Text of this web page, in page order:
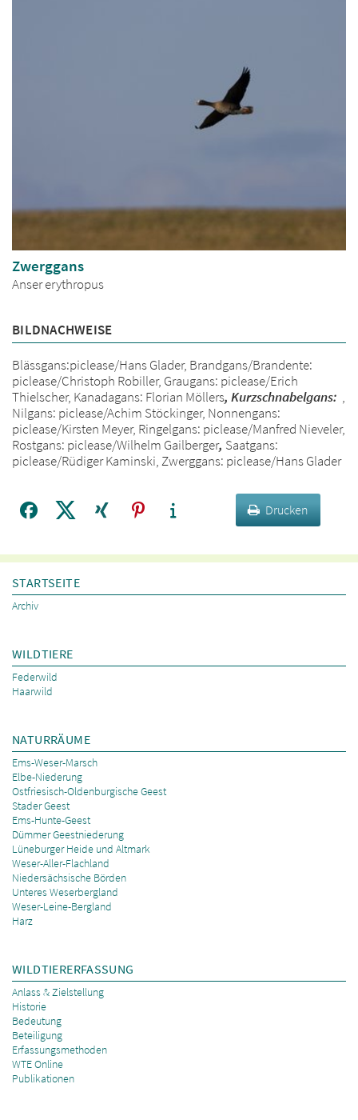
Zwerggans
Anser erythropus
BILDNACHWEISE
Blässgans:piclease/Hans Glader, Brandgans/Brandente:
piclease/Christoph Robiller, Graugans: piclease/Erich
Thielscher, Kanadagans: Florian Möllers, Kurzschnabelgans: ,
Nilgans: piclease/Achim Stöckinger, Nonnengans:
piclease/Kirsten Meyer, Ringelgans: piclease/Manfred Nieveler,
Rostgans: piclease/Wilhelm Gailberger, Saatgans:
piclease/Rüdiger Kaminski, Zwerggans: piclease/Hans Glader
Drucken
STARTSEITE
Archiv
WILDTIERE
Federwild
Haarwild
NATURRÄUME
Ems-Weser-Marsch
Elbe-Niederung
Ostfriesisch-Oldenburgische Geest
Stader Geest
Ems-Hunte-Geest
Dümmer Geestniederung
Lüneburger Heide und Altmark
Weser-Aller-Flachland
Niedersächsische Börden
Unteres Weserbergland
Weser-Leine-Bergland
Harz
WILDTIERERFASSUNG
Anlass & Zielstellung
Historie
Bedeutung
Beteiligung
Erfassungsmethoden
WTE Online
Publikationen